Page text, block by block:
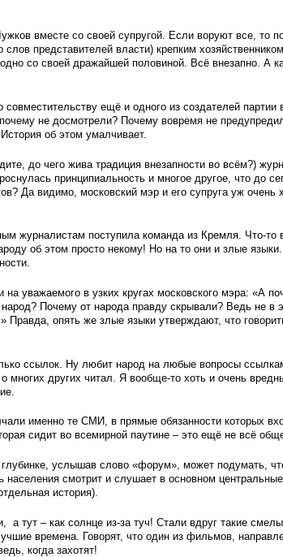
вместе со своей супругой. Если воруют все, то
представителей власти) крепким
со своей дражайшей половиной. Всё внезапно. А
ещё и одного из создателей партии
не досмотрели? Почему вовремя не
об этом умалчивает.
до чего жива традиция внезапности во всём?)
принципиальность и многое другое, что до
Да видимо, московский мэр и его супруга уж очень
журналистам поступила команда из Кремля. Что-то
об этом просто некому! Но на то они и злые
уважаемого в узких кругах московского мэра: «А
Почему от народа правду скрывали? Ведь не в
Правда, опять же злые языки утверждают, что
ссылок. Ну любит народ на любые вопросы
многих других читал. Я вообще-то хоть и очень
именно те СМИ, в прямые обязанности которых
сидит во всемирной паутине – это ещё не всё
услышав слово «форум», может подумать,
смотрит и слушает в основном
история).
тут – как солнце из-за туч! Стали вдруг такие
времена. Говорят, что один из фильмов,
когда захотят!